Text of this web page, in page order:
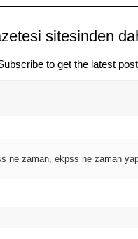
sitesinden
to get the latest
ne zaman ekpss ne zaman